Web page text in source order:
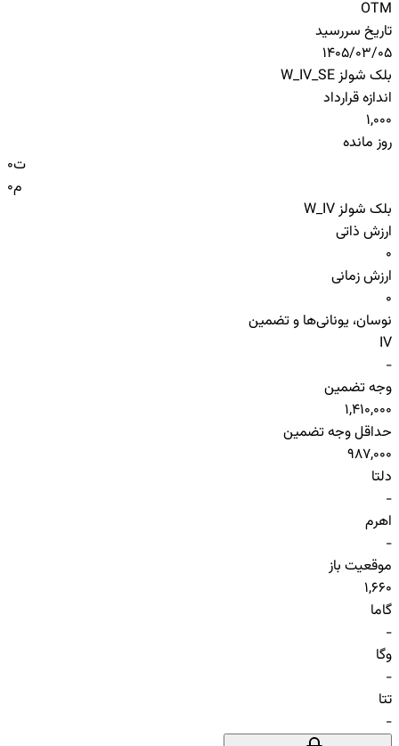
OTM
تاریخ سررسید
1405/03/05
بلک شولز W_IV_SE
اندازه قرارداد
1,000
روز مانده
0ت
0م
بلک شولز W_IV
ارزش ذاتی
0
ارزش زمانی
0
نوسان، یونانی‌ها و تضمین
IV
-
وجه تضمین
1,410,000
حداقل وجه تضمین
987,000
دلتا
-
اهرم
-
موقعیت باز
1,660
گاما
-
وگا
-
تتا
-